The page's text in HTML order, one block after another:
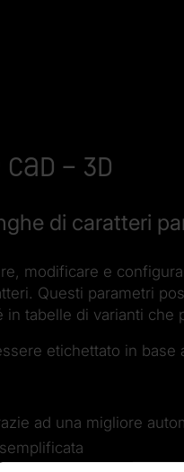
– 3D
di caratteri
modificare e
Questi parametri
tabelle di varianti che
etichettato in
ad una migliore